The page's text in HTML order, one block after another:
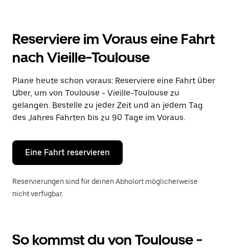
Kalender
interagieren
ein
Datum
auszuwählen.
Drücke
die
Escape-
um
den
Kalender
schließen.
Reserviere im Voraus eine Fahrt
nach Vieille-Toulouse
Plane heute schon voraus: Reserviere eine Fahrt über
Uber, um von Toulouse - Vieille-Toulouse zu
gelangen. Bestelle zu jeder Zeit und an jedem Tag
des Jahres Fahrten bis zu 90 Tage im Voraus.
Eine Fahrt reservieren
Reservierungen sind für deinen Abholort möglicherweise
nicht verfügbar.
So kommst du von Toulouse -